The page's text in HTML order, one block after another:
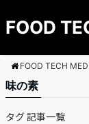
FOOD
FOOD TECH
味の素
タグ 記事一覧